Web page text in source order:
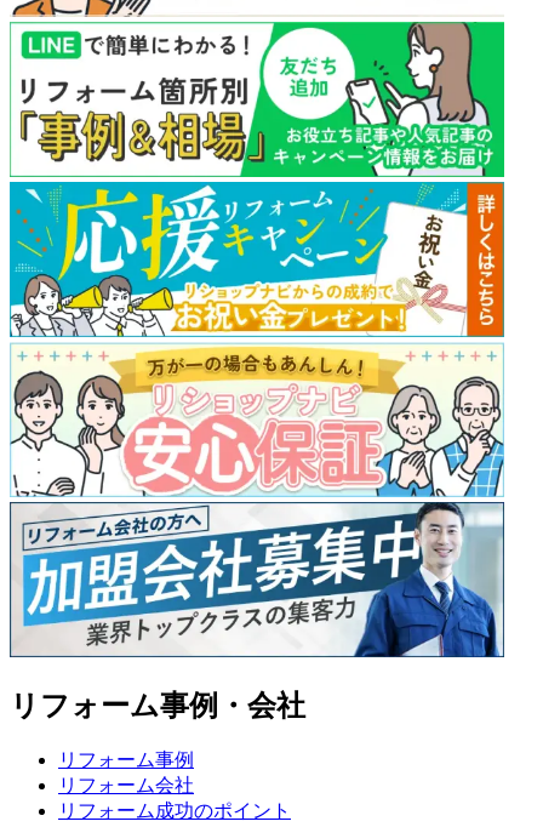
リフォーム事例・会社
リフォーム事例
リフォーム会社
リフォーム成功のポイント